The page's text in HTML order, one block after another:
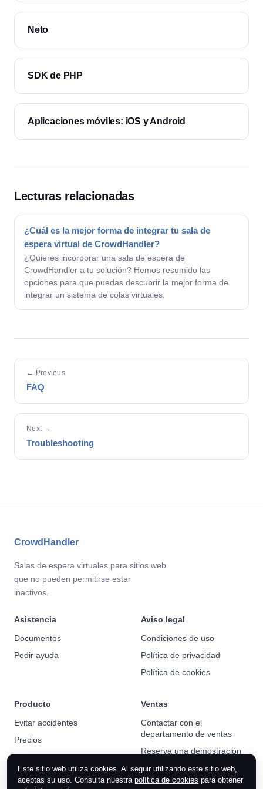
Neto
SDK de PHP
Aplicaciones móviles: iOS y Android
Lecturas relacionadas
¿Cuál es la mejor forma de integrar tu sala de
espera virtual de CrowdHandler?
¿Quieres incorporar una sala de espera de
CrowdHandler a tu solución? Hemos resumido las
opciones para que puedas descubrir la mejor forma de
integrar un sistema de colas virtuales.
← Previous
FAQ
Next →
Troubleshooting
CrowdHandler
Salas de espera virtuales para sitios web
que no pueden permitirse estar
inactivos.
Asistencia
Documentos
Pedir ayuda
Aviso legal
Condiciones de uso
Política de privacidad
Política de cookies
Producto
Evitar accidentes
Precios
Noticias
Ventas
Contactar con el
departamento de ventas
Reserva una demostración
Este sitio web utiliza cookies. Al seguir utilizando este sitio web,
aceptas su uso. Consulta nuestra política de cookies para obtener